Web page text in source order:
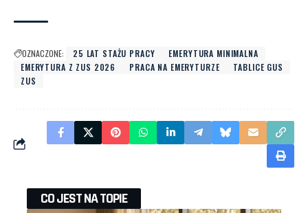
OZNACZONE: 25 LAT STAŻU PRACY
EMERYTURA MINIMALNA
EMERYTURA Z ZUS 2026
PRACA NA EMERYTURZE
TABLICE GUS
ZUS
CO JEST NA TOPIE